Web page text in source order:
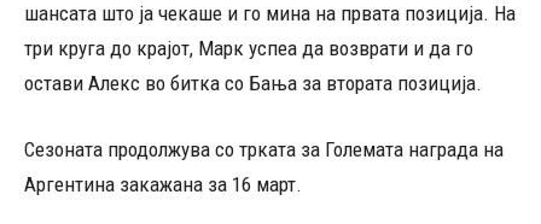
шансата што ја чекаше и го мина на првата позиција. На
три круга до крајот, Марк успеа да возврати и да го
остави Алекс во битка со Бања за втората позиција.
Сезоната продолжува со трката за Големата награда на
Аргентина закажана за 16 март.